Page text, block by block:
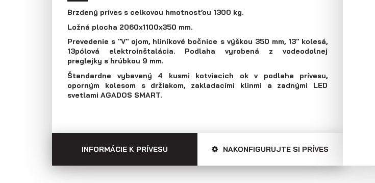
Prepravníky áut
Multiprepravníky
VZ O
Brzdený príves s celkovou hmotnosťou 1300 kg.
Ložná plocha 2060x1100x350 mm.
Prevedenie s "V" ojom, hliníkové bočnice s výškou 350 mm, 13" kolesá,
13pólová elektroinštalácia. Podlaha vyrobená z vodeodolnej
preglejky s hrúbkou 9 mm.
Štandardne vybavený 4 kusmi kotviacich ok v podlahe prívesu,
oporným kolesom s držiakom, zakladacími klinmi a zadnými LED
svetlami AGADOS SMART.
INFORMÁCIE K PRÍVESU NAKONFIGURUJTE SI PRÍVES